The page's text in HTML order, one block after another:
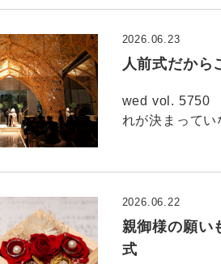
人前式だから
2026.06.23
wed vol. 5750
れが決まって
親御様の願い
式
2026.06.22